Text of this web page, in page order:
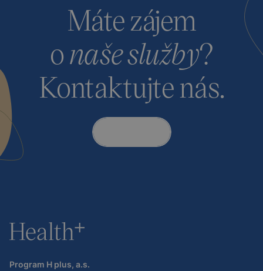
Máte zájem
onaše služby?
Kontaktujte nás.
Program H plus, a.s.